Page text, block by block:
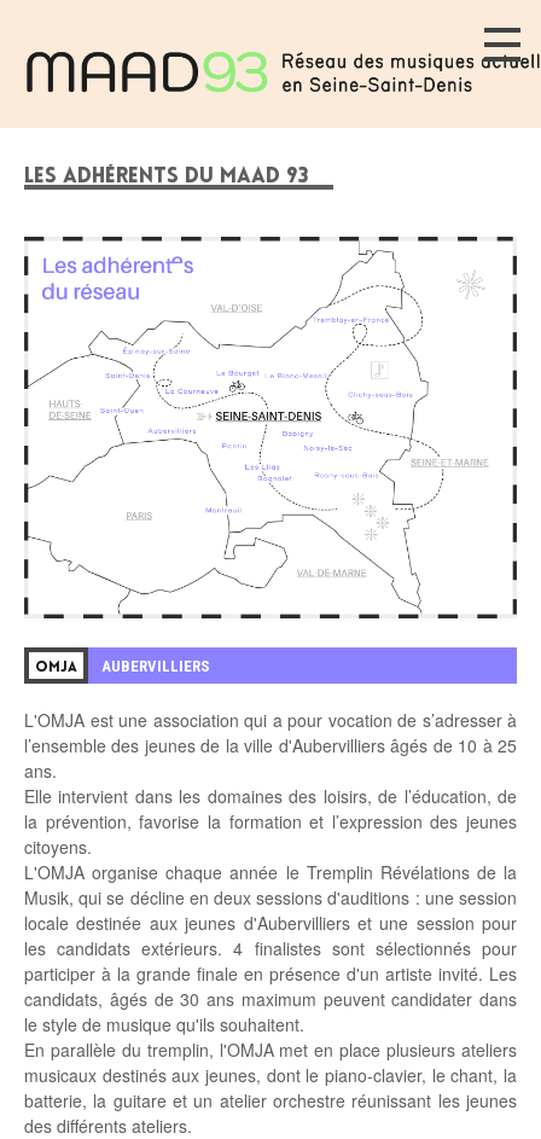
LES ADHÉRENTS DU MAAD 93
OMJA AUBERVILLIERS
L'OMJA est une association qui a pour vocation de s’adresser à
l’ensemble des jeunes de la ville d'Aubervilliers âgés de 10 à 25
ans.
Elle intervient dans les domaines des loisirs, de l’éducation, de
la prévention, favorise la formation et l’expression des jeunes
citoyens.
L'OMJA organise chaque année le Tremplin Révélations de la
Musik, qui se décline en deux sessions d'auditions : une session
locale destinée aux jeunes d'Aubervilliers et une session pour
les candidats extérieurs. 4 finalistes sont sélectionnés pour
participer à la grande finale en présence d'un artiste invité. Les
candidats, âgés de 30 ans maximum peuvent candidater dans
le style de musique qu'ils souhaitent.
En parallèle du tremplin, l'OMJA met en place plusieurs ateliers
musicaux destinés aux jeunes, dont le piano-clavier, le chant, la
batterie, la guitare et un atelier orchestre réunissant les jeunes
des différents ateliers.